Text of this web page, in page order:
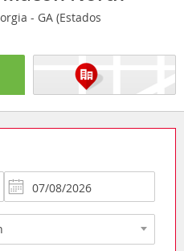
- GA (Estados